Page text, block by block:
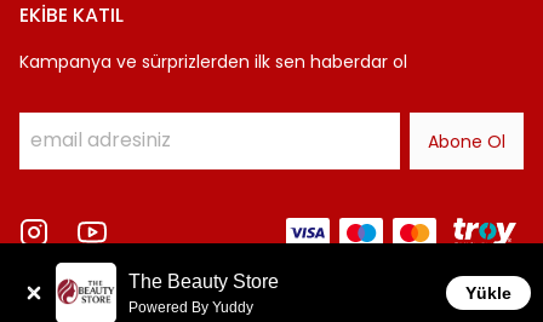
EKİBE KATIL
Kampanya ve sürprizlerden ilk sen haberdar ol
Abone Ol
©2023 Tüm Hakları Saklıdır - The Beauty Store
The Beauty Store
Powered By Yuddy
Yükle